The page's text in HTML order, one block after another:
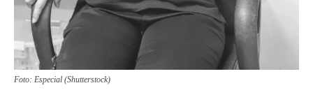
Foto: Especial (Shutterstock)